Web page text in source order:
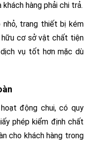
hàng phải chi trả.
trang thiết bị kém
cơ sở vật chất tiện
vụ tốt hơn mặc dù
động chui, có quy
phép kiểm định chất
cho khách hàng trong